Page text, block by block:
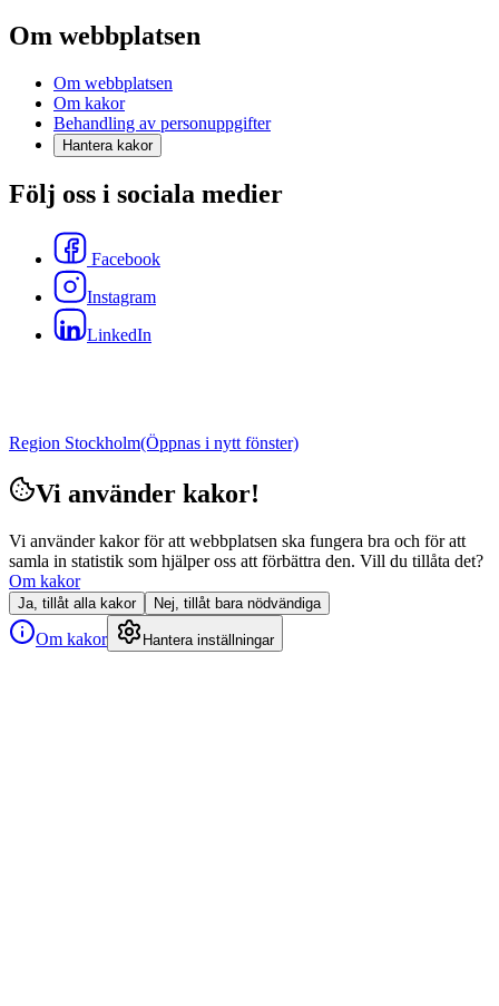
Om webbplatsen
Om webbplatsen
Om kakor
Behandling av personuppgifter
Hantera kakor
Följ oss i sociala medier
Facebook
Instagram
LinkedIn
Region Stockholm(Öppnas i nytt fönster)
Vi använder kakor!
Vi använder kakor för att webbplatsen ska fungera bra och för att
samla in statistik som hjälper oss att förbättra den. Vill du tillåta det?
Om kakor
Ja, tillåt alla kakor Nej, tillåt bara nödvändiga
Om kakor Hantera inställningar